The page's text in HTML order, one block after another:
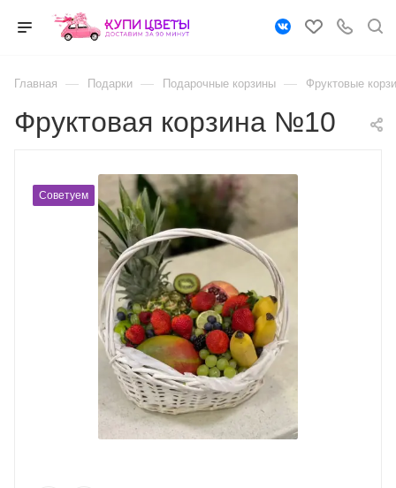
Главная — Подарки — Подарочные корзины — Фруктовые
Фруктовая корзина №10
Советуем